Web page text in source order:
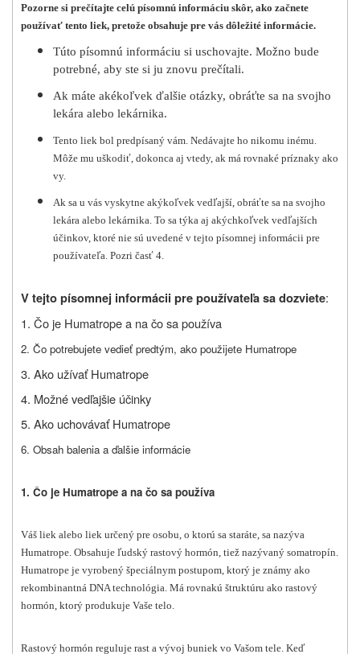
Pozorne si prečítajte celú písomnú informáciu skôr, ako začnete
používať tento liek, pretože obsahuje pre vás dôležité informácie.
Túto písomnú informáciu si uschovajte. Možno bude
potrebné, aby ste si ju znovu prečítali.
Ak máte akékoľvek ďalšie otázky, obráťte sa na svojho
lekára alebo lekárnika.
Tento liek bol predpísaný vám. Nedávajte ho nikomu inému.
Môže mu uškodiť, dokonca aj vtedy, ak má rovnaké príznaky ako
vy.
Ak sa u vás vyskytne akýkoľvek vedľajší, obráťte sa na svojho
lekára alebo lekárnika. To sa týka aj akýchkoľvek vedľajších
účinkov, ktoré nie sú uvedené v tejto písomnej informácii pre
používateľa. Pozri časť 4.
V tejto písomnej informácii pre používateľa sa dozviete:
1. Čo je Humatrope a na čo sa používa
2. Čo potrebujete vedieť predtým, ako použijete Humatrope
3. Ako užívať Humatrope
4. Možné vedľajšie účinky
5. Ako uchovávať Humatrope
6. Obsah balenia a ďalšie informácie
1. Čo je Humatrope a na čo sa používa
Váš liek alebo liek určený pre osobu, o ktorú sa staráte, sa nazýva
Humatrope. Obsahuje ľudský rastový hormón, tiež nazývaný somatropín.
Humatrope je vyrobený špeciálnym postupom, ktorý je známy ako
rekombinantná DNA technológia. Má rovnakú štruktúru ako rastový
hormón, ktorý produkuje Vaše telo.
Rastový hormón reguluje rast a vývoj buniek vo Vašom tele. Keď